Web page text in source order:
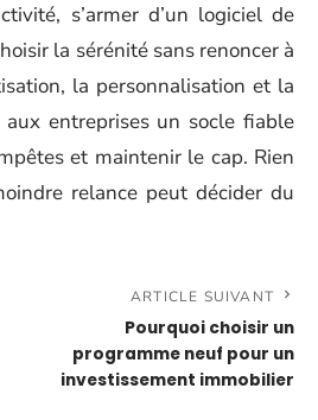
s’armer d’un logiciel de
la sérénité sans renoncer à
la personnalisation et la
entreprises un socle fiable
et maintenir le cap. Rien
relance peut décider du
ARTICLE SUIVANT
Pourquoi choisir un
programme neuf pour un
investissement immobilier